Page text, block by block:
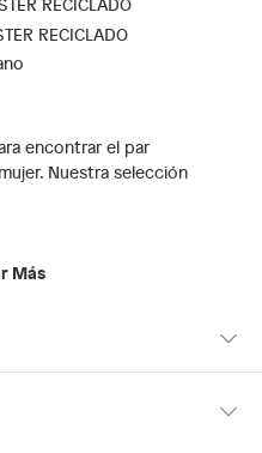
RECICLADO
encontrar el par
Nuestra selección
a día o si necesitas un par
el calzado perfecto para
Más